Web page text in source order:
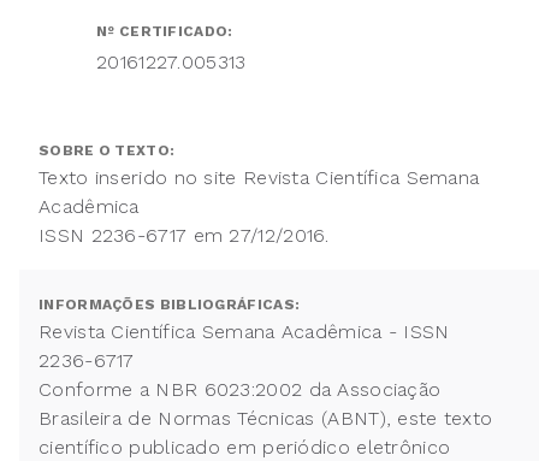
Nº CERTIFICADO:
20161227.005313
SOBRE O TEXTO:
Texto inserido no site Revista Científica Semana
Acadêmica
ISSN 2236-6717 em 27/12/2016.
INFORMAÇÕES BIBLIOGRÁFICAS:
Revista Científica Semana Acadêmica - ISSN
2236-6717
Conforme a NBR 6023:2002 da Associação
Brasileira de Normas Técnicas (ABNT), este texto
científico publicado em periódico eletrônico